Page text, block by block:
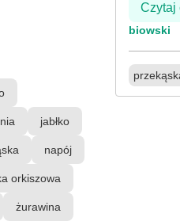
jabłko
napój
orkiszowa
żurawina
Czytaj
biowski